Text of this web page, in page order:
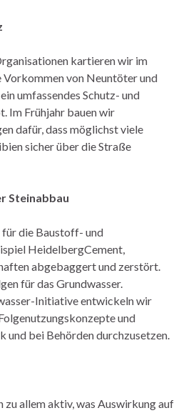
kartieren wir im
von Neuntöter und
umfassendes Schutz- und
Im Frühjahr bauen wir
dafür, dass möglichst viele
sicher über die Straße
Steinabbau
für die Baustoff- und
HeidelbergCement,
abgebaggert und zerstört.
für das Grundwasser.
Initiative entwickeln wir
und
und bei Behörden durchzusetzen.
zu allem aktiv, was Auswirkung auf